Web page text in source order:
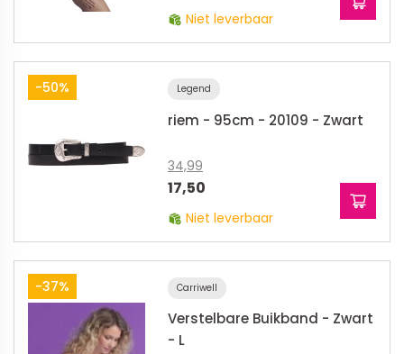
Niet leverbaar
-50% Legend
riem - 95cm - 20109 - Zwart
34,99
17,50
Niet leverbaar
-37% Carriwell
Verstelbare Buikband - Zwart
- L